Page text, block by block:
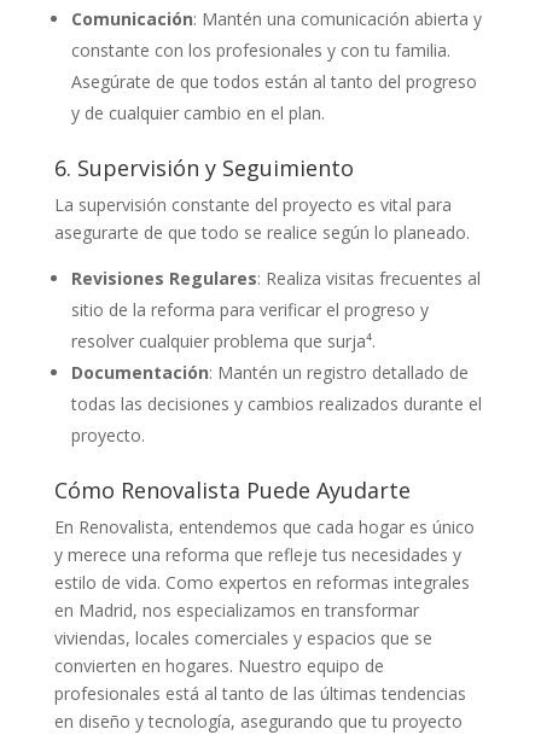
Comunicación: Mantén una comunicación abierta y
constante con los profesionales y con tu familia.
Asegúrate de que todos están al tanto del progreso
y de cualquier cambio en el plan.
6. Supervisión y Seguimiento
La supervisión constante del proyecto es vital para
asegurarte de que todo se realice según lo planeado.
Revisiones Regulares: Realiza visitas frecuentes al
sitio de la reforma para verificar el progreso y
resolver cualquier problema que surja⁴.
Documentación: Mantén un registro detallado de
todas las decisiones y cambios realizados durante el
proyecto.
Cómo Renovalista Puede Ayudarte
En Renovalista, entendemos que cada hogar es único
y merece una reforma que refleje tus necesidades y
estilo de vida. Como expertos en reformas integrales
en Madrid, nos especializamos en transformar
viviendas, locales comerciales y espacios que se
convierten en hogares. Nuestro equipo de
profesionales está al tanto de las últimas tendencias
en diseño y tecnología, asegurando que tu proyecto